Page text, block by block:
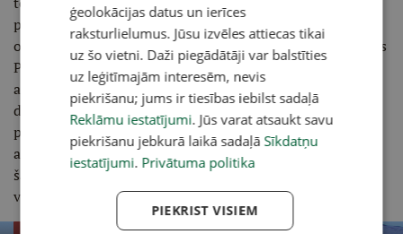
par saulaino laiku, plašo sortimentu un pasākuma labo
organizāciju. Savukārt Salaspils stādu audzētājs Raimonds
Petrovskis, kas piedāvā arī dažādus eksotiskos stādus,
augstu vērtēja pasākuma saimniecisko komponenti:
dalībniekiem nebūtu izdevīgi mērot lielu attālumu uz
pieticīgi apmeklētu gadatirgu, bet Stādu parāde
attaisnojusi cerības. R. Petrovskis aicināja lēmējus rīkot
šāda mēroga augsta līmeņa pasākumus ar dažādu valstu
viesu piedalīšanos arī citās nozarēs un iespējami vairāk.
ģeolokācijas datus un ierīces
raksturlielumus. Jūsu izvēles attiecas tikai
uz šo vietni. Daži piegādātāji var balstīties
uz leģitīmajām interesēm, nevis
piekrišanu; jums ir tiesības iebilst sadaļā
Reklāmu iestatījumi. Jūs varat atsaukt savu
piekrišanu jebkurā laikā sadaļā Sīkdatņu
iestatījumi. Privātuma politika
PIEKRIST VISIEM